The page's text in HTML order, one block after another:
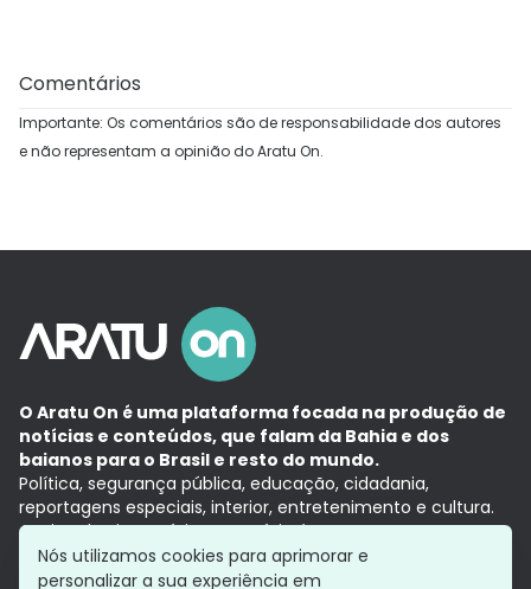
Comentários
Importante: Os comentários são de responsabilidade dos autores
e não representam a opinião do Aratu On.
O Aratu On é uma plataforma focada na produção de
notícias e conteúdos, que falam da Bahia e dos
baianos para o Brasil e resto do mundo.
Política, segurança pública, educação, cidadania,
reportagens especiais, interior, entretenimento e cultura.
Aqui, tudo vira notícia e a notícia é no tempo presente,
com a credibilidade do Grupo Aratu.
Grupo Aratu
Política de privacidade
Nós utilizamos cookies para aprimorar e
personalizar a sua experiência em